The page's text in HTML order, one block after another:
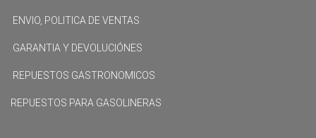
ENVIO, POLITICA DE VENTAS
GARANTIA Y DEVOLUCIÓNES
REPUESTOS GASTRONOMICOS
REPUESTOS PARA GASOLINERAS